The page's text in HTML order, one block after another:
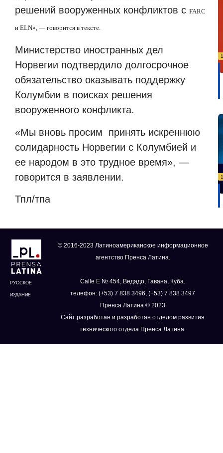
решений вооруженных конфликтов с FARC
и ELN», — говорится в тексте.
Министерство иностранных дел
Норвегии подтвердило долгосрочное
обязательство оказывать поддержку
Колумбии в поисках решения
вооруженного конфликта.
«Мы вновь просим
принять искреннюю
солидарность Норвегии с Колумбией и
ее народом в это трудное время», —
говорится в заявлении.
Тпл/тпа
РУССКОЕ
ИЗДАНИЕ
© 2016-2023 Латиноамериканское информационное
агентство Пренса Латина.
Calle E № 454, Ведадо, Гавана, Куба.
телефон: (+53) 7 838 3496, (+53) 7 838 3497
Пренса Латина © 2023
Сайт разработан и разработан отделом развития
технического отдела Пренса Латина.